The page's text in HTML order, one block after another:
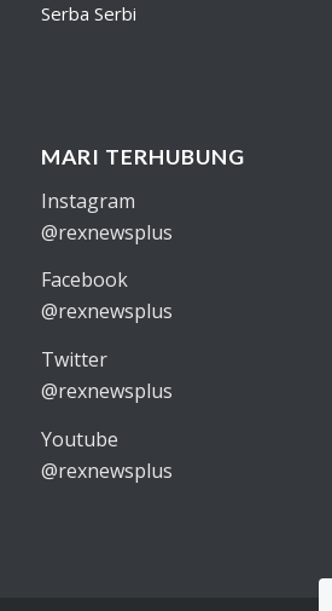
Serba Serbi
MARI TERHUBUNG
Instagram
@rexnewsplus
Facebook
@rexnewsplus
Twitter
@rexnewsplus
Youtube
@rexnewsplus